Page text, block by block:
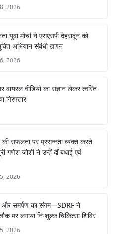
2026
युवा मोर्चा ने एसएसपी देहरादून को
अभियान संबंधी ज्ञापन
2026
वायरल वीडियो का संज्ञान लेकर त्वरित
गिरफ्तार
की सफलता पर प्रसन्नता व्यक्त करते
गणेश जोशी ने उन्हें दीं बधाई एवं
2026
और समर्पण का संगम—SDRF ने
पर लगाया निःशुल्क चिकित्सा शिविर
2026